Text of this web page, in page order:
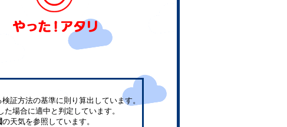
証方法の基準に則り算出しています。
た場合に適中と判定しています。
の天気を参照しています。